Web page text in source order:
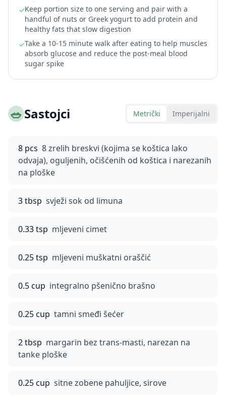
✓Keep portion size to one serving and pair with a
handful of nuts or Greek yogurt to add protein and
healthy fats that slow digestion
✓Take a 10-15 minute walk after eating to help muscles
absorb glucose and reduce the post-meal blood
sugar spike
🥗Sastojci Metrički Imperijalni
8 pcs 8 zrelih breskvi (kojima se koštica lako
odvaja), oguljenih, očišćenih od koštica i narezanih
na ploške
3 tbsp svježi sok od limuna
0.33 tsp mljeveni cimet
0.25 tsp mljeveni muškatni oraščić
0.5 cup integralno pšenično brašno
0.25 cup tamni smeđi šećer
2 tbsp margarin bez trans-masti, narezan na
tanke ploške
0.25 cup sitne zobene pahuljice, sirove